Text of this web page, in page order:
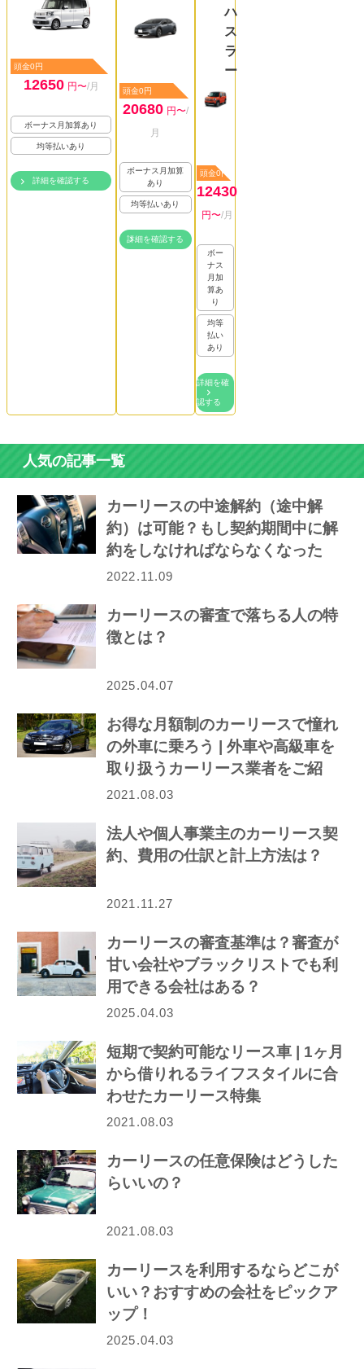
頭金0円
12650 円〜/月
ボーナス月加算あり
均等払いあり
詳細を確認する
頭金0円
20680 円〜/
月
ボーナス月加算
あり
均等払いあり
詳細を確認する
ハ
ス
ラ
ー
頭金0円
12430
円〜/月
ボー
ナス
月加
算あ
り
均等
払い
あり
詳細を確
認する
人気の記事一覧
カーリースの中途解約（途中解
約）は可能？もし契約期間中に解
約をしなければならなくなった
ら…
2022.11.09
カーリースの審査で落ちる人の特
徴とは？
2025.04.07
お得な月額制のカーリースで憧れ
の外車に乗ろう | 外車や高級車を
取り扱うカーリース業者をご紹
介！
2021.08.03
法人や個人事業主のカーリース契
約、費用の仕訳と計上方法は？
2021.11.27
カーリースの審査基準は？審査が
甘い会社やブラックリストでも利
用できる会社はある？
2025.04.03
短期で契約可能なリース車 | 1ヶ月
から借りれるライフスタイルに合
わせたカーリース特集
2021.08.03
カーリースの任意保険はどうした
らいいの？
2021.08.03
カーリースを利用するならどこが
いい？おすすめの会社をピックア
ップ！
2025.04.03